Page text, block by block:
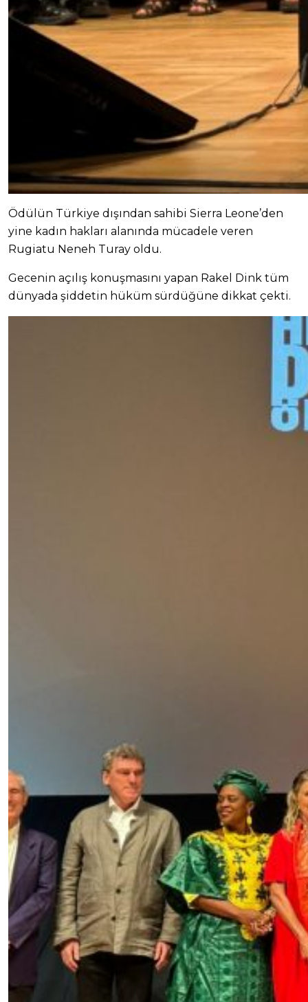
Ödülün Türkiye dışından sahibi Sierra Leone’den
yine kadın hakları alanında mücadele veren
Rugiatu Neneh Turay oldu.
Gecenin açılış konuşmasını yapan Rakel Dink tüm
dünyada şiddetin hüküm sürdüğüne dikkat çekti.